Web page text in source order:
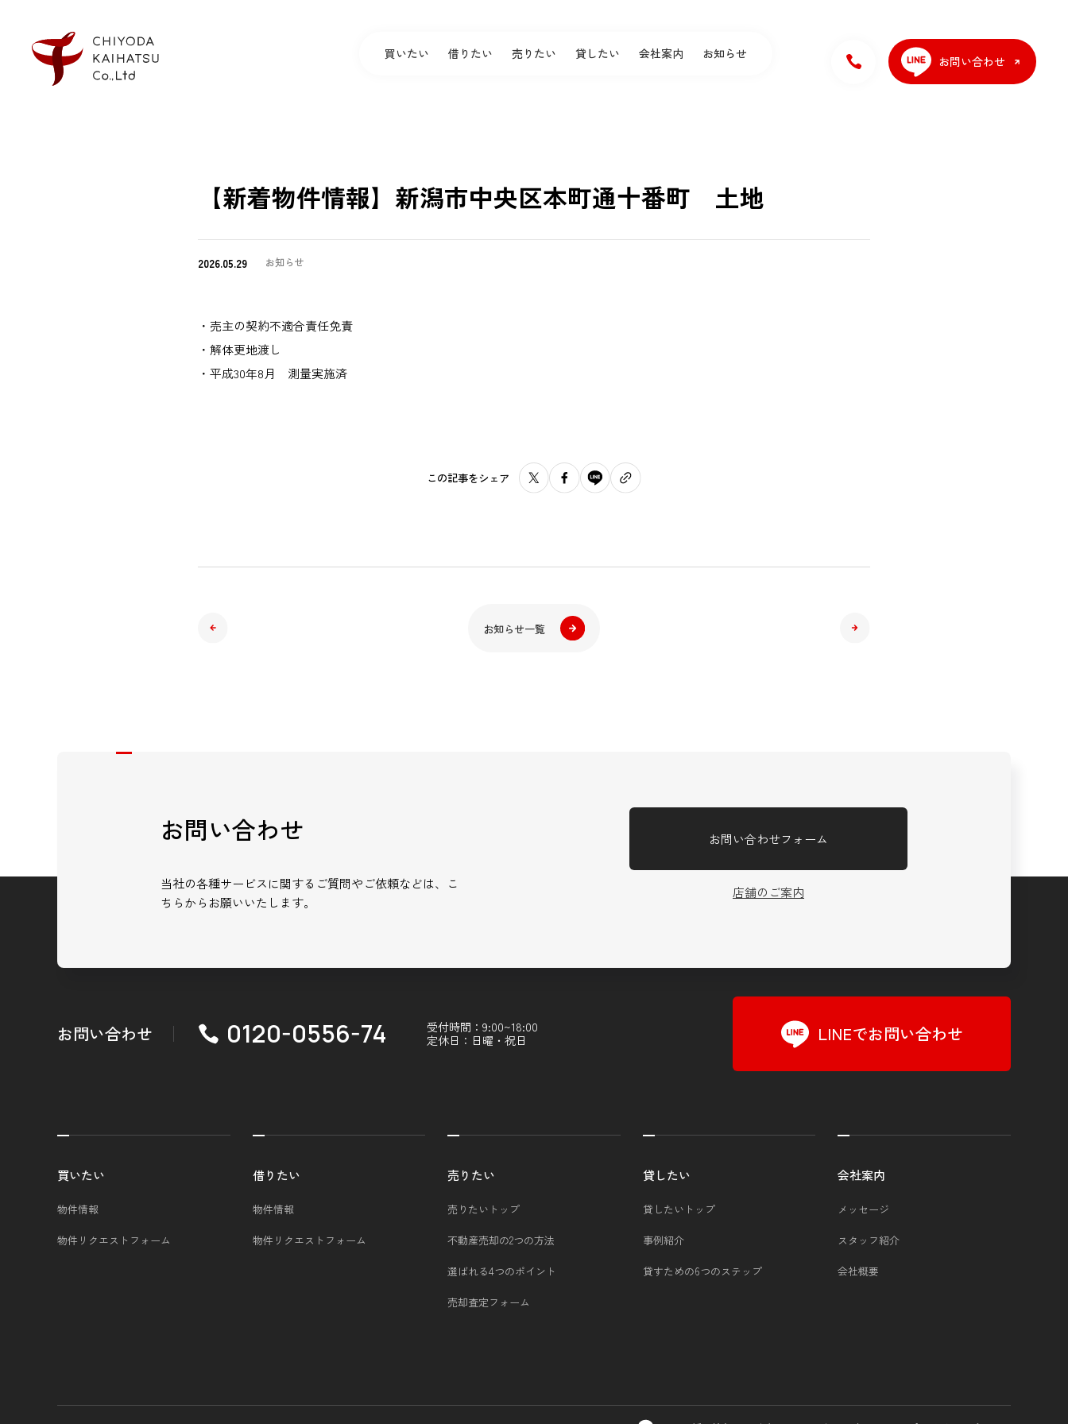
買いたい 借りたい 売りたい 貸したい 会社案内 お知らせ お問い合わせ
【新着物件情報】新潟市中央区本町通十番町 土地
2026.05.29 お知らせ
・売主の契約不適合責任免責
・解体更地渡し
・平成30年8月 測量実施済
この記事をシェア
お知らせ一覧
お問い合わせ
当社の各種サービスに関するご質問やご依頼などは、こ
ちらからお願いいたします。
お問い合わせフォーム
店舗のご案内
お問い合わせ 0120-0556-74
受付時間：9:00~18:00
定休日：日曜・祝日
LINEでお問い合わせ
買いたい
物件情報
物件リクエストフォーム
借りたい
物件情報
物件リクエストフォーム
売りたい
売りたいトップ
不動産売却の2つの方法
選ばれる4つのポイント
売却査定フォーム
貸したい
貸したいトップ
事例紹介
貸すための6つのステップ
会社案内
メッセージ
スタッフ紹介
会社概要